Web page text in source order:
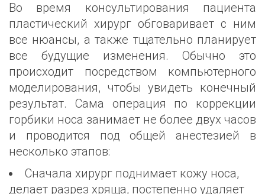
Во время консультирования пациента
пластический хирург обговаривает с ним
все нюансы, а также тщательно планирует
все будущие изменения. Обычно это
происходит посредством компьютерного
моделирования, чтобы увидеть конечный
результат. Сама операция по коррекции
горбики носа занимает не более двух часов
и проводится под общей анестезией в
несколько этапов:
Сначала хирург поднимает кожу носа,
делает разрез хряща, постепенно удаляет